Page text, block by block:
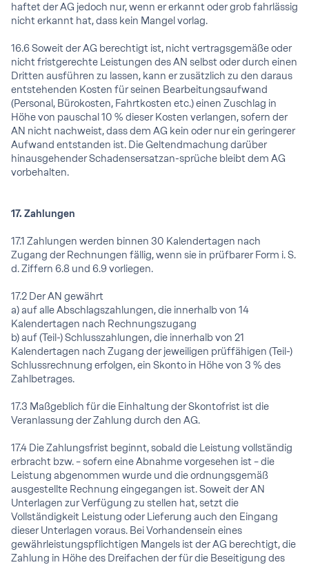
haftet der AG jedoch nur, wenn er erkannt oder grob fahrlässig
nicht erkannt hat, dass kein Mangel vorlag.
16.6 Soweit der AG berechtigt ist, nicht vertragsgemäße oder
nicht fristgerechte Leistungen des AN selbst oder durch einen
Dritten ausführen zu lassen, kann er zusätzlich zu den daraus
entstehenden Kosten für seinen Bearbeitungsaufwand
(Personal, Bürokosten, Fahrtkosten etc.) einen Zuschlag in
Höhe von pauschal 10 % dieser Kosten verlangen, sofern der
AN nicht nachweist, dass dem AG kein oder nur ein geringerer
Aufwand entstanden ist. Die Geltendmachung darüber
hinausgehender Schadensersatzan-sprüche bleibt dem AG
vorbehalten.
17. Zahlungen
17.1 Zahlungen werden binnen 30 Kalendertagen nach
Zugang der Rechnungen fällig, wenn sie in prüfbarer Form i. S.
d. Ziffern 6.8 und 6.9 vorliegen.
17.2 Der AN gewährt
a) auf alle Abschlagszahlungen, die innerhalb von 14
Kalendertagen nach Rechnungszugang
b) auf (Teil-) Schlusszahlungen, die innerhalb von 21
Kalendertagen nach Zugang der jeweiligen prüffähigen (Teil-)
Schlussrechnung erfolgen, ein Skonto in Höhe von 3 % des
Zahlbetrages.
17.3 Maßgeblich für die Einhaltung der Skontofrist ist die
Veranlassung der Zahlung durch den AG.
17.4 Die Zahlungsfrist beginnt, sobald die Leistung vollständig
erbracht bzw. – sofern eine Abnahme vorgesehen ist – die
Leistung abgenommen wurde und die ordnungsgemäß
ausgestellte Rechnung eingegangen ist. Soweit der AN
Unterlagen zur Verfügung zu stellen hat, setzt die
Vollständigkeit Leistung oder Lieferung auch den Eingang
dieser Unterlagen voraus. Bei Vorhandensein eines
gewährleistungspflichtigen Mangels ist der AG berechtigt, die
Zahlung in Höhe des Dreifachen der für die Beseitigung des